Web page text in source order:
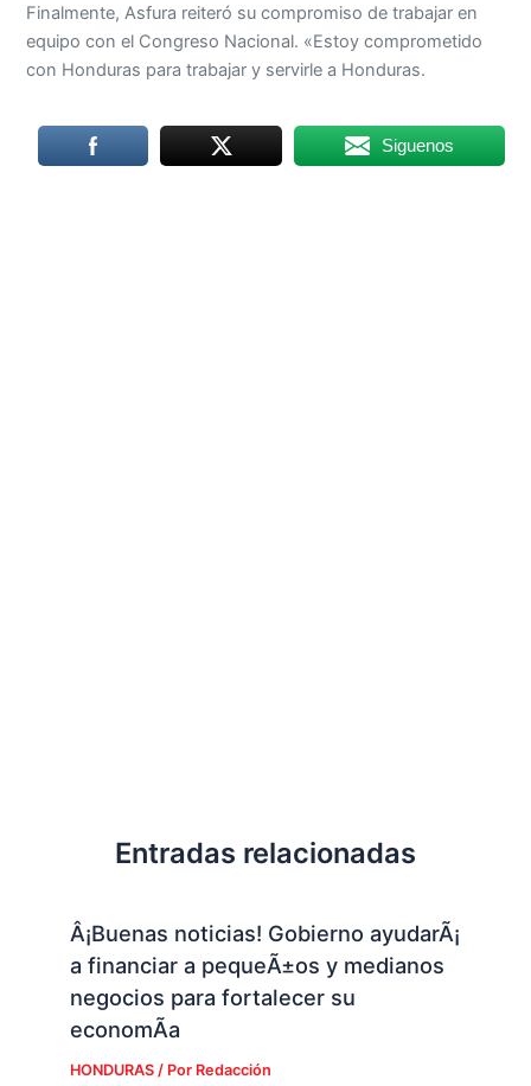
Finalmente, Asfura reiteró su compromiso de trabajar en
equipo con el Congreso Nacional. «Estoy comprometido
con Honduras para trabajar y servirle a Honduras.
Siguenos
Entradas relacionadas
Â¡Buenas noticias! Gobierno ayudarÃ¡
a financiar a pequeÃ±os y medianos
negocios para fortalecer su
economÃ­a
HONDURAS/ Por Redacción